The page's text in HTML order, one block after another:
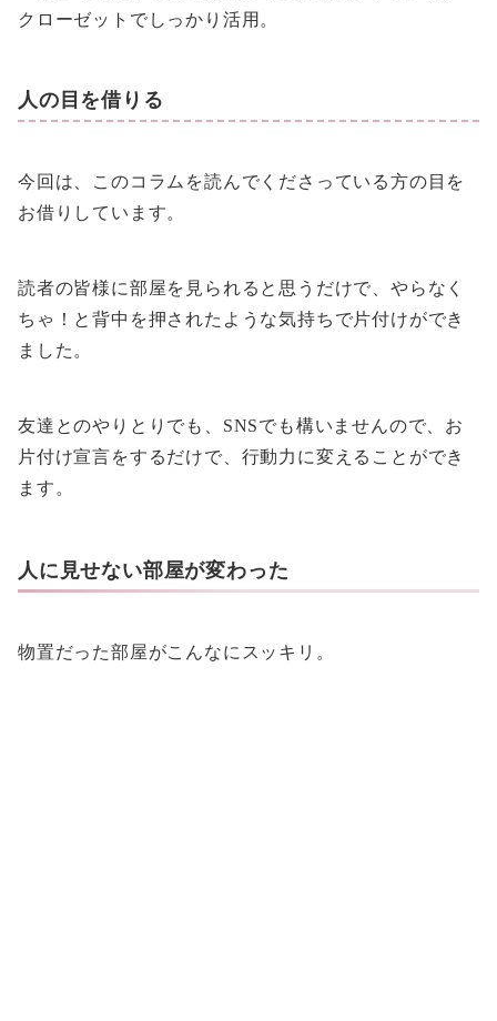
クローゼットでしっかり活用。
人の目を借りる
今回は、このコラムを読んでくださっている方の目を
お借りしています。
読者の皆様に部屋を見られると思うだけで、やらなく
ちゃ！と背中を押されたような気持ちで片付けができ
ました。
友達とのやりとりでも、SNSでも構いませんので、お
片付け宣言をするだけで、行動力に変えることができ
ます。
人に見せない部屋が変わった
物置だった部屋がこんなにスッキリ。